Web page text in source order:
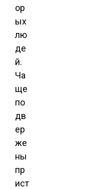
ор
ых
лю
де
й.
Ча
ще
по
дв
ер
же
ны
пр
ист